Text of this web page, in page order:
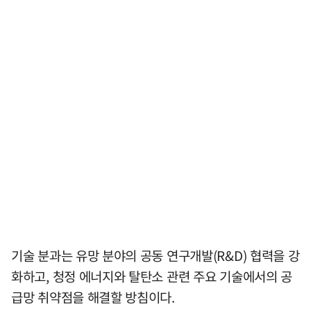
기술 분과는 유망 분야의 공동 연구개발(R&D) 협력을 강
화하고, 청정 에너지와 탈탄소 관련 주요 기술에서의 공
급망 취약점을 해결할 방침이다.